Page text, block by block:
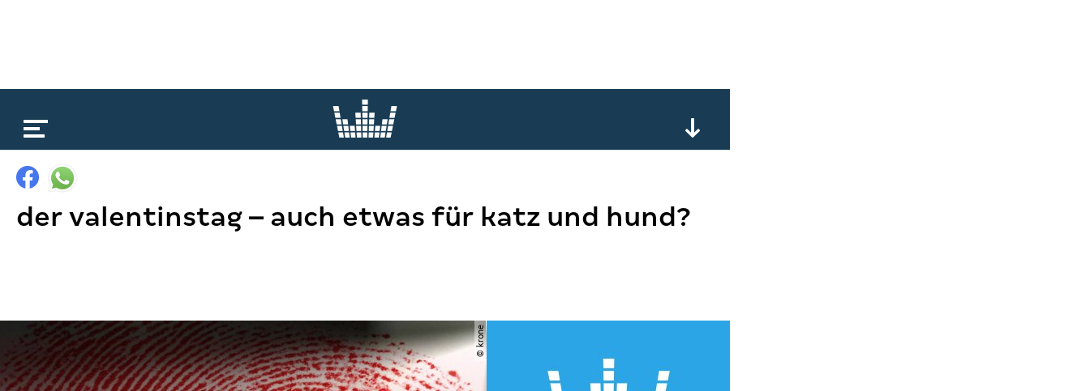
der valentinstag – auch etwas für katz und hund?
© krone